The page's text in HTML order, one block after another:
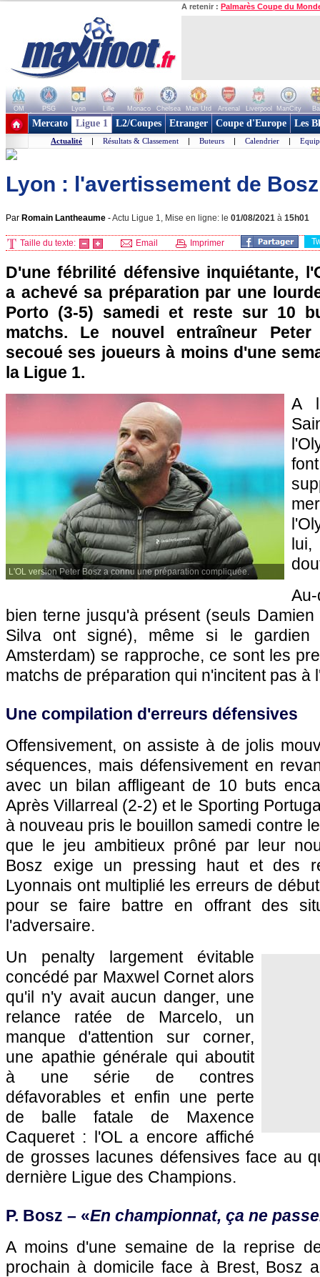
A retenir : Palmarès Coupe du
OM PSG Lyon Lille Monaco Chelsea Man Utd Arsenal Liverpool ManCity
+ de clubs
Mercato Ligue 1 L2/Coupes Etranger Coupe d'Europe Les
Actualité | Résultats & Classement | Buteurs | Calendrier |
Lyon : l'avertissement de
Par Romain Lantheaume -Actu Ligue 1, Mise en ligne: le 01/08/2021 à 15h01
Taille du texte: Email Imprimer
D'une fébrilité défensive inquiétante,
a achevé sa préparation par une
Porto (3-5) samedi et reste sur 10
matchs. Le nouvel entraîneur
secoué ses joueurs à moins d'une
la Ligue 1.
L'OL version Peter Bosz a connu une préparation compliquée.
A
bien terne jusqu'à présent (seuls
Silva ont signé), même si le gardien
Amsterdam) se rapproche, ce sont les
matchs de préparation qui n'incitent pas à
Une compilation d'erreurs défensives
Offensivement, on assiste à de jolis
séquences, mais défensivement en
avec un bilan affligeant de 10 buts
Après Villarreal (2-2) et le Sporting
à nouveau pris le bouillon samedi contre
que le jeu ambitieux prôné par leur
Bosz exige un pressing haut et des
Lyonnais ont multiplié les erreurs de
pour se faire battre en offrant des
l'adversaire.
Un penalty largement évitable
concédé par Maxwel Cornet alors
qu'il n'y avait aucun danger, une
relance ratée de Marcelo, un
manque d'attention sur corner,
une apathie générale qui aboutit
à une série de contres
défavorables et enfin une perte
de balle fatale de Maxence
Caqueret : l'OL a encore affiché
de grosses lacunes défensives face au
dernière Ligue des Champions.
P. Bosz – «En championnat, ça ne
A moins d'une semaine de la reprise
prochain à domicile face à Brest, Bosz